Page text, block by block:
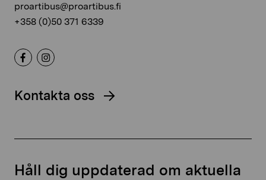
proartibus@proartibus.fi
+358 (0)50 371 6339
Kontakta oss
Håll dig uppdaterad om aktuella